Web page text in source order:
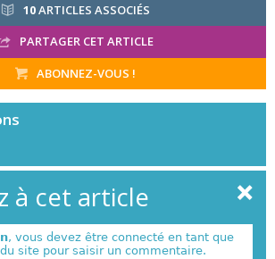
10ARTICLES ASSOCIÉS
PARTAGER CET ARTICLE
ABONNEZ-VOUS !
à cet article
, vous devez être connecté en tant que
site pour saisir un commentaire.